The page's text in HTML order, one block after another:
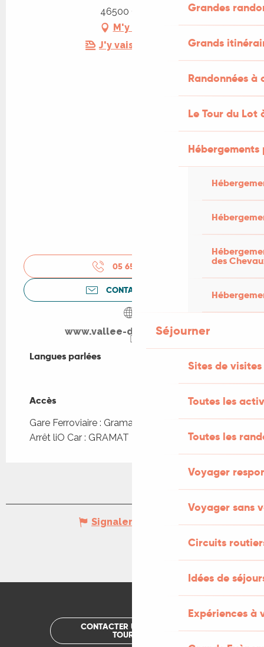
Grandes
Grands
Randonnées
Le Tour du Lot
des
Séjourner
Sites de visites
Toutes les
Toutes les
Voyager
Voyager sans
Circuits
Idées de
Expériences à
46500 Gramat
M'y rendre
J'y vais en train !
05 65 33 22
CONTACTEZ-NOUS
www.vallee-dordogne.com
Langues parlées
Langues parlées
Accès
Accès
Gare Ferroviaire : Gramat à 1km
Arrêt liO Car : GRAMAT - Bourg à 117m
Signaler une erreur
CONTACTER UN OFFICE DE
TOURISME